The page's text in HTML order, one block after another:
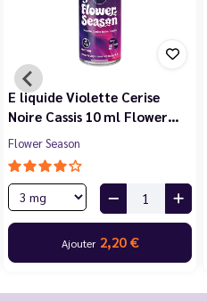
E liquide Violette Cerise
Noire Cassis 10 ml Flower…
Flower Season
Ajouter 2,20 €